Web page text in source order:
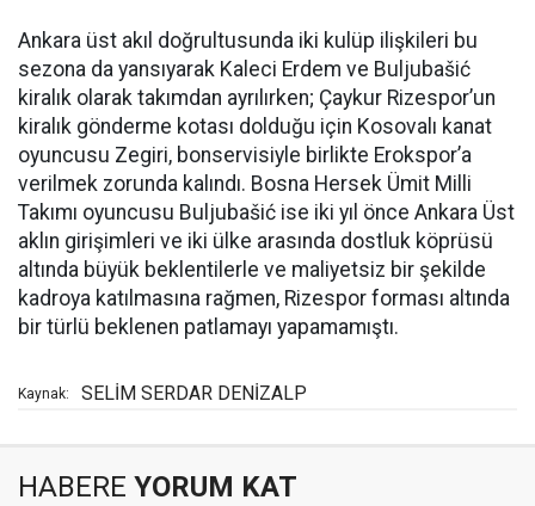
Ankara üst akıl doğrultusunda iki kulüp ilişkileri bu
sezona da yansıyarak Kaleci Erdem ve Buljubašić
kiralık olarak takımdan ayrılırken; Çaykur Rizespor’un
kiralık gönderme kotası dolduğu için Kosovalı kanat
oyuncusu Zegiri, bonservisiyle birlikte Erokspor’a
verilmek zorunda kalındı. Bosna Hersek Ümit Milli
Takımı oyuncusu Buljubašić ise iki yıl önce Ankara Üst
aklın girişimleri ve iki ülke arasında dostluk köprüsü
altında büyük beklentilerle ve maliyetsiz bir şekilde
kadroya katılmasına rağmen, Rizespor forması altında
bir türlü beklenen patlamayı yapamamıştı.
Kaynak: SELİM SERDAR DENİZALP
HABERE YORUM KAT